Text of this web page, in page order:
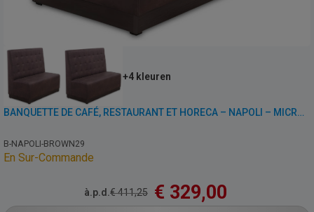
+4 kleuren
BANQUETTE DE CAFÉ, RESTAURANT ET HORECA – NAPOLI – MICROFIBRE VINTAGE
B-NAPOLI-BROWN29
En Sur-Commande
à.p.d.€411,25 € 329,00